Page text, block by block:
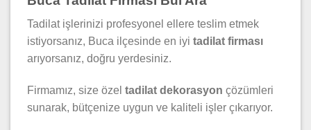
Tadilat işlerinizi profesyonel ellere teslim etmek
istiyorsanız, Buca ilçesinde en iyi tadilat firması
arıyorsanız, doğru yerdesiniz.
Firmamız, size özel tadilat dekorasyon çözümleri
sunarak, bütçenize uygun ve kaliteli işler çıkarıyor.